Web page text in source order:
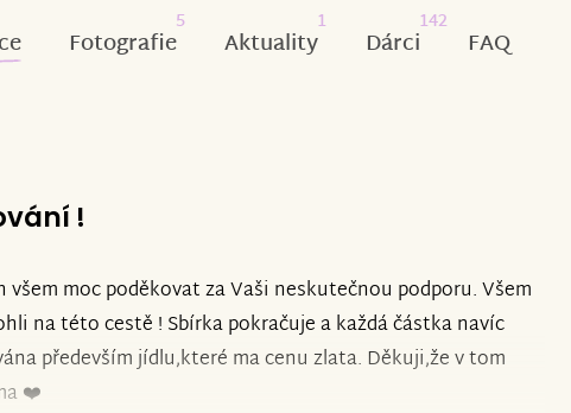
Fotografie
5
Aktuality
1
Dárci
142
FAQ
!
všem moc poděkovat za Vaši neskutečnou podporu. Všem
na této cestě ! Sbírka pokračuje a každá částka navíc
především jídlu,které ma cenu zlata. Děkuji,že v tom
❤️